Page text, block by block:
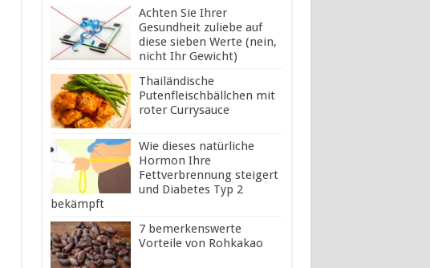
Achten Sie Ihrer
Gesundheit zuliebe auf
diese sieben Werte (nein,
nicht Ihr Gewicht)
Thailändische
Putenfleischbällchen mit
roter Currysauce
Wie dieses natürliche
Hormon Ihre
Fettverbrennung steigert
und Diabetes Typ 2
bekämpft
7 bemerkenswerte
Vorteile von Rohkakao